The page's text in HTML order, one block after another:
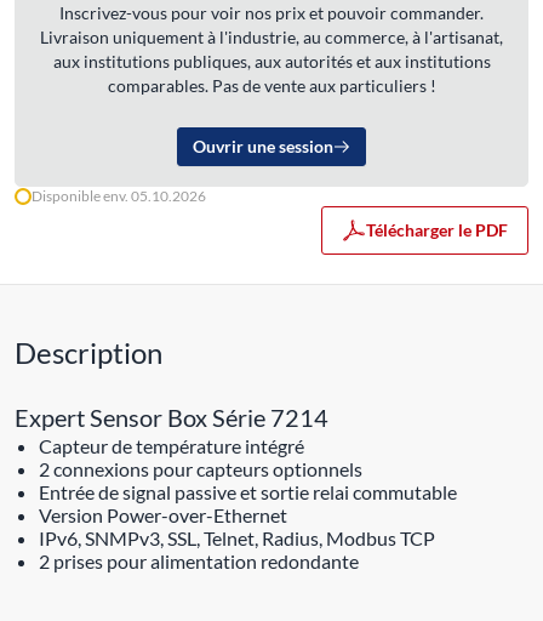
Inscrivez-vous pour voir nos prix et pouvoir commander.
Livraison uniquement à l'industrie, au commerce, à l'artisanat,
aux institutions publiques, aux autorités et aux institutions
comparables. Pas de vente aux particuliers !
Ouvrir une session
Disponible env. 05.10.2026
Télécharger le PDF
Description
Expert Sensor Box Série 7214
Capteur de température intégré
2 connexions pour capteurs optionnels
Entrée de signal passive et sortie relai commutable
Version Power-over-Ethernet
IPv6, SNMPv3, SSL, Telnet, Radius, Modbus TCP
2 prises pour alimentation redondante